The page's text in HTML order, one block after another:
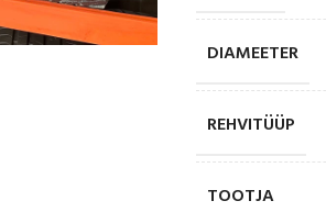
DIAMEETER
REHVITÜÜP
TOOTJA